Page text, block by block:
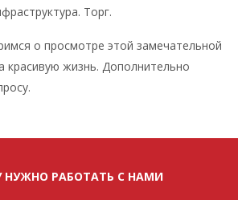
Торг.
о просмотре этой замечательной
красивую жизнь. Дополнительно
НУЖНО РАБОТАТЬ С НАМИ